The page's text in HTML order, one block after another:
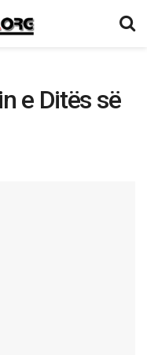
e Ditës së